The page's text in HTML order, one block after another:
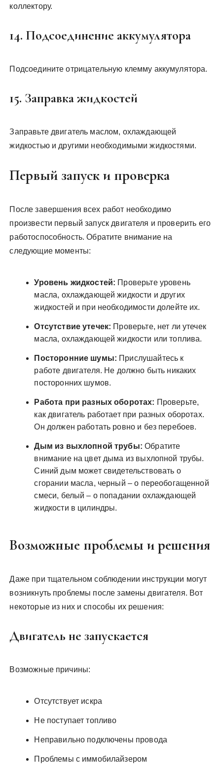
коллектору.
14. Подсоединение аккумулятора
Подсоедините отрицательную клемму аккумулятора.
15. Заправка жидкостей
Заправьте двигатель маслом, охлаждающей
жидкостью и другими необходимыми жидкостями.
Первый запуск и проверка
После завершения всех работ необходимо
произвести первый запуск двигателя и проверить его
работоспособность. Обратите внимание на
следующие моменты:
Уровень жидкостей: Проверьте уровень
масла, охлаждающей жидкости и других
жидкостей и при необходимости долейте их.
Отсутствие утечек: Проверьте, нет ли утечек
масла, охлаждающей жидкости или топлива.
Посторонние шумы: Прислушайтесь к
работе двигателя. Не должно быть никаких
посторонних шумов.
Работа при разных оборотах: Проверьте,
как двигатель работает при разных оборотах.
Он должен работать ровно и без перебоев.
Дым из выхлопной трубы: Обратите
внимание на цвет дыма из выхлопной трубы.
Синий дым может свидетельствовать о
сгорании масла, черный – о переобогащенной
смеси, белый – о попадании охлаждающей
жидкости в цилиндры.
Возможные проблемы и решения
Даже при тщательном соблюдении инструкции могут
возникнуть проблемы после замены двигателя. Вот
некоторые из них и способы их решения:
Двигатель не запускается
Возможные причины:
Отсутствует искра
Не поступает топливо
Неправильно подключены провода
Проблемы с иммобилайзером